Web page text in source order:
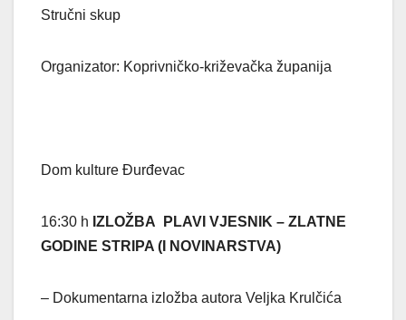
Stručni skup
Organizator: Koprivničko-križevačka županija
Dom kulture Đurđevac
16:30 h IZLOŽBA PLAVI VJESNIK – ZLATNE
GODINE STRIPA (I NOVINARSTVA)
– Dokumentarna izložba autora Veljka Krulčića